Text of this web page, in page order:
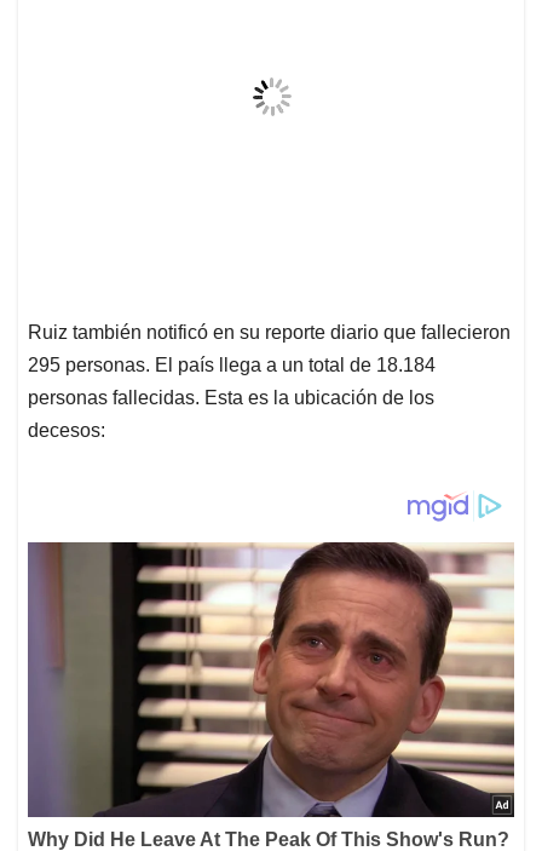
Ruiz también notificó en su reporte diario que fallecieron
295 personas. El país llega a un total de 18.184
personas fallecidas. Esta es la ubicación de los
decesos: